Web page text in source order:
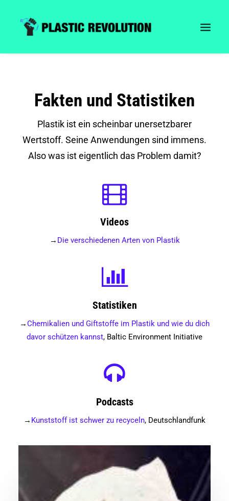
Search
Fakten und Statistiken
Plastik ist ein scheinbar unersetzbarer
Wertstoff. Seine Anwendungen sind immens.
Also was ist eigentlich das Problem damit?
Videos
→ Die verschiedenen Arten von Plastik
Statistiken
→Chemikalien und Giftstoffe im Plastik und wie du dich
davor schützen kannst, Baltic Environment Initiative
Podcasts
→ Kunststoff ist schwer zu recyceln, Deutschlandfunk